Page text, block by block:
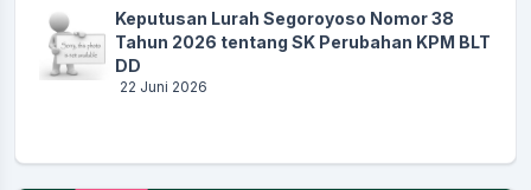
Keputusan Lurah Segoroyoso Nomor 38
Tahun 2026 tentang SK Perubahan KPM BLT
DD
22 Juni 2026